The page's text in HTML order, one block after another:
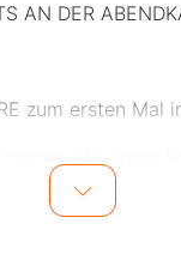
AN DER
zum ersten Mal
auch das